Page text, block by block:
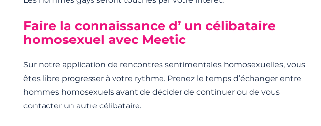
Faire la connaissance d’ un célibataire
homosexuel avec Meetic
Sur notre application de rencontres sentimentales homosexuelles, vous
êtes libre progresser à votre rythme. Prenez le temps d’échanger entre
hommes homosexuels avant de décider de continuer ou de vous
contacter un autre célibataire.